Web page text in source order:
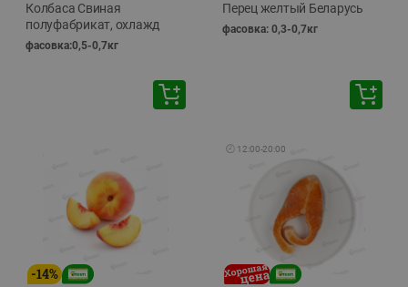
Колбаса Свиная
полуфабрикат, охлажд
фасовка:0,5-0,7кг
Перец желтый Беларусь
фасовка: 0,3-0,7кг
-14%
🕘 12:00-20:00